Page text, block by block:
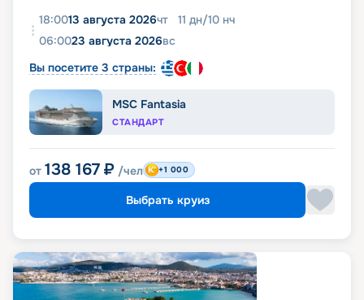
18:0013 августа 2026чт 11 дн/10 нч
06:0023 августа 2026вс
Вы посетите 3 страны:
MSC Fantasia
СТАНДАРТ
от 138 167 ₽ /чел +1 000
Выбрать круиз